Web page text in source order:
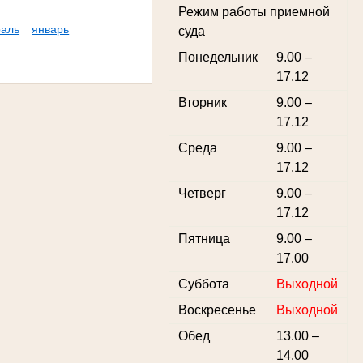
Режим работы приемной
суда
Понедельник
9.00 –
17.12
Вторник
9.00 –
17.12
Среда
9.00 –
17.12
Четверг
9.00 –
17.12
Пятница
9.00 –
17.00
Суббота
Выходной
Воскресенье
Выходной
Обед
13.00 –
14.00
январь